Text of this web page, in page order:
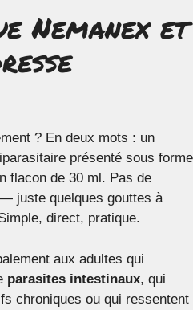
Nemanex et
? En deux mots : un
présenté sous forme
flacon de 30 ml. Pas de
juste quelques gouttes à
direct, pratique.
aux adultes qui
parasites intestinaux, qui
chroniques ou qui ressentent